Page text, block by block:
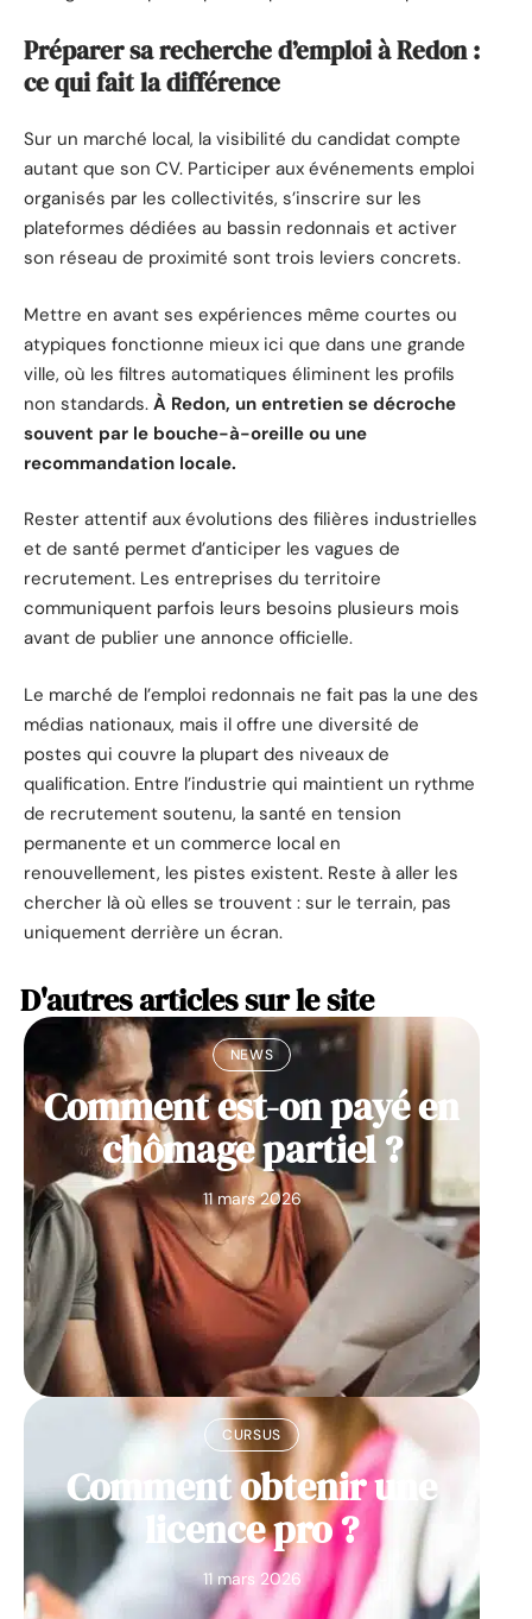
Préparer sa recherche d’emploi à Redon :
ce qui fait la différence
Sur un marché local, la visibilité du candidat compte
autant que son CV. Participer aux événements emploi
organisés par les collectivités, s’inscrire sur les
plateformes dédiées au bassin redonnais et activer
son réseau de proximité sont trois leviers concrets.
Mettre en avant ses expériences même courtes ou
atypiques fonctionne mieux ici que dans une grande
ville, où les filtres automatiques éliminent les profils
non standards. À Redon, un entretien se décroche
souvent par le bouche-à-oreille ou une
recommandation locale.
Rester attentif aux évolutions des filières industrielles
et de santé permet d’anticiper les vagues de
recrutement. Les entreprises du territoire
communiquent parfois leurs besoins plusieurs mois
avant de publier une annonce officielle.
Le marché de l’emploi redonnais ne fait pas la une des
médias nationaux, mais il offre une diversité de
postes qui couvre la plupart des niveaux de
qualification. Entre l’industrie qui maintient un rythme
de recrutement soutenu, la santé en tension
permanente et un commerce local en
renouvellement, les pistes existent. Reste à aller les
chercher là où elles se trouvent : sur le terrain, pas
uniquement derrière un écran.
D'autres articles sur le site
NEWS
Comment est-on payé en
chômage partiel ?
11 mars 2026
CURSUS
Comment obtenir une
licence pro ?
11 mars 2026